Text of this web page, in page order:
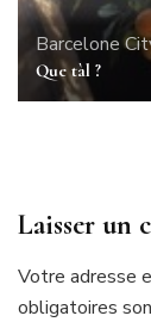
Barcelone
Que tàl ?
Laisser un
Votre adresse
obligatoires